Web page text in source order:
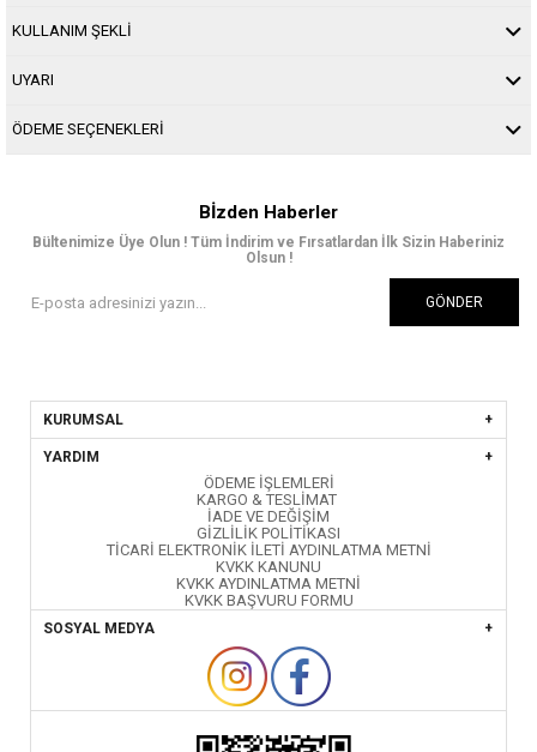
KULLANIM ŞEKLİ
UYARI
ÖDEME SEÇENEKLERİ
Bİzden Haberler
Bültenimize Üye Olun ! Tüm İndirim ve Fırsatlardan İlk Sizin Haberiniz
Olsun !
GÖNDER
KURUMSAL
YARDIM
ÖDEME İŞLEMLERİ
KARGO & TESLİMAT
İADE VE DEĞİŞİM
GİZLİLİK POLİTİKASI
TİCARİ ELEKTRONİK İLETİ AYDINLATMA METNİ
KVKK KANUNU
KVKK AYDINLATMA METNİ
KVKK BAŞVURU FORMU
SOSYAL MEDYA